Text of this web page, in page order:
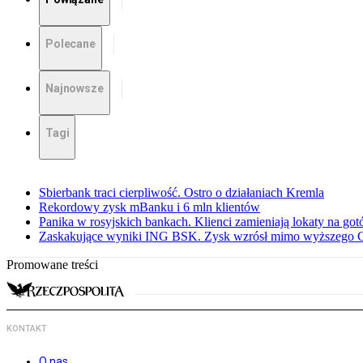
Polecane
Najnowsze
Tagi
Sbierbank traci cierpliwość. Ostro o działaniach Kremla
Rekordowy zysk mBanku i 6 mln klientów
Panika w rosyjskich bankach. Klienci zamieniają lokaty na
Zaskakujące wyniki ING BSK. Zysk wzrósł mimo wyższego
Promowane treści
KONTAKT